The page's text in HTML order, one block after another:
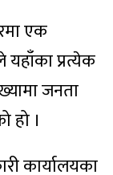
एक
यहाँका प्रत्येक
जनता
हो ।
कार्यालयका